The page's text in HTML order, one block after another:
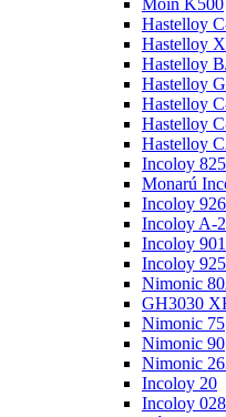
Móin K500
Hastelloy
Hastelloy X
Hastelloy
Hastelloy
Hastelloy
Hastelloy
Hastelloy
Incoloy 825
Monarú
Incoloy 926
Incoloy A-
Incoloy 901
Incoloy 925
Nimonic
GH3030
Nimonic 75
Nimonic 90
Nimonic
Incoloy 20
Incoloy 028